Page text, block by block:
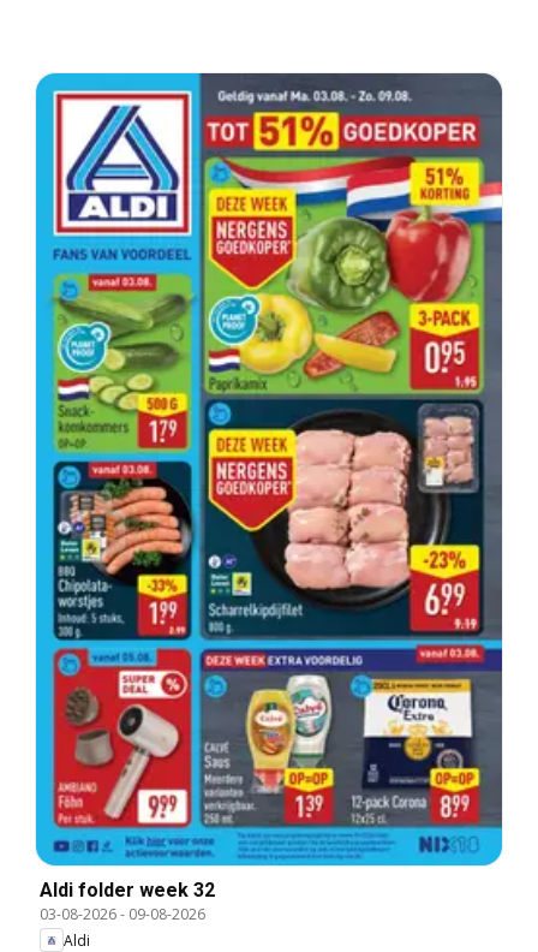
Aldi folder week 32
03-08-2026- 09-08-2026
Aldi